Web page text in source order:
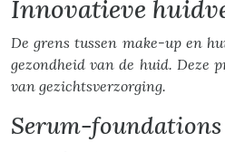
Innovatieve
De grens tussen make-up en
gezondheid van de huid. Deze
van gezichtsverzorging.
Serum-